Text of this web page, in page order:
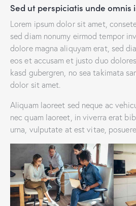
Sed ut perspiciatis unde omnis
Lorem ipsum dolor sit amet,
sed diam nonumy eirmod tempor
dolore magna aliquyam erat, sed
eos et accusam et justo duo
kasd gubergren, no sea takimata
dolor sit amet.
Aliquam laoreet sed neque ac
nec quam laoreet, in viverra erat
urna, vulputate at est vitae,